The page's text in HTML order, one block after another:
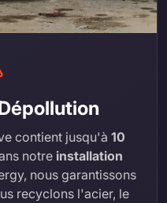
contient jusqu'à 10
notre installation
nous garantissons
recyclons l'acier, le